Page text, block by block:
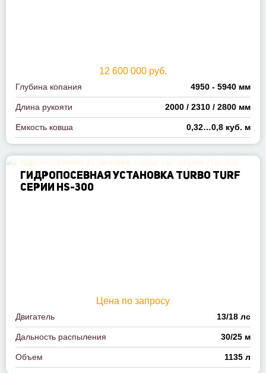
12 600 000 руб.
Глубина копания 4950 - 5940 мм
Длина рукояти 2000 / 2310 / 2800 мм
Емкость ковша 0,32…0,8 куб. м
ГИДРОПОСЕВНАЯ УСТАНОВКА TURBO TURF
СЕРИИ HS-300
Цена по запросу
Двигатель 13/18 лс
Дальность распыления 30/25 м
Объем 1135 л